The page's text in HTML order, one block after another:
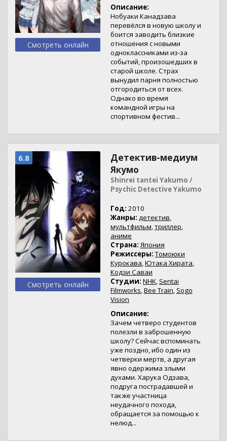
Смотреть онлайн
Описание:
Нобуаки Канадзава
перевёлся в новую школу и
боится заводить близкие
отношения с новыми
одноклассниками из-за
событий, произошедших в
старой школе. Страх
вынудил парня полностью
отгородиться от всех.
Однако во время
командной игры на
спортивном фестив...
6.8
Смотреть онлайн
Детектив-медиум
Якумо
Shinrei tantei Yakumo /
Psychic Detective Yakumo
Год: 2010
Жанры: детектив,
мультфильм,триллер,
аниме
Страна: Япония
Режиссеры: Томоюки
Курокава,Ютака Хирата,
Кодзи Саваи
Студии: NHK,Sentai
Filmworks,Bee Train,Sogo
Vision
Описание:
Зачем четверо студентов
полезли в заброшенную
школу? Сейчас вспоминать
уже поздно, ибо один из
четверки мертв, а другая
явно одержима злыми
духами. Харука Одзава,
подруга пострадавшей и
также участница
неудачного похода,
обращается за помощью к
нелюд...